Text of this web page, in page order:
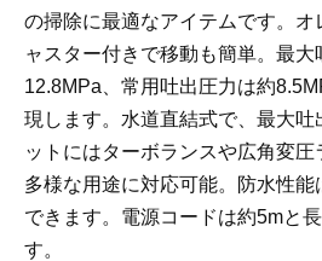
の掃除に最適なアイテムです。オ
ャスター付きで移動も簡単。最大
12.8MPa、常用吐出圧力は約
現します。水道直結式で、最大吐
ットにはターボランスや広角変圧
多様な用途に対応可能。防水性能
できます。電源コードは約5mと
す。